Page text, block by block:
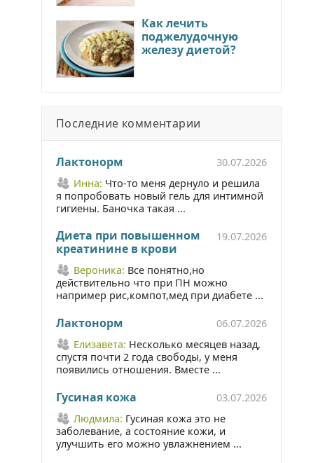
Как лечить
поджелудочную
железу диетой?
Последние комментарии
Лактонорм
30.07.2026
Инна: Что-то меня дернуло и решила
я попробовать новый гель для интимной
гигиены. Баночка такая ...
Диета при повышенном
креатинине в крови
19.07.2026
Вероника: Все понятно,но
действительно что при ПН можно
например рис,компот,мед при диабете ...
Лактонорм
06.07.2026
Елизавета: Несколько месяцев назад,
спустя почти 2 года свободы, у меня
появились отношения. Вместе ...
Гусиная кожа
03.07.2026
Людмила: Гусиная кожа это не
заболевание, а состояние кожи, и
улучшить его можно увлажнением ...